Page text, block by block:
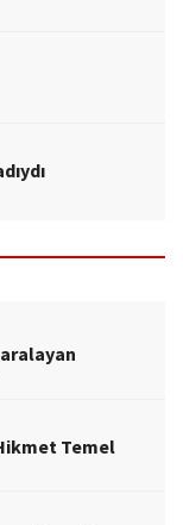
aralayan
Temel